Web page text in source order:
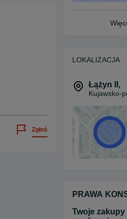
Zgłoś
LOKALIZACJA
Łążyn II ,
Kujawsko-
PRAWA
Twoje